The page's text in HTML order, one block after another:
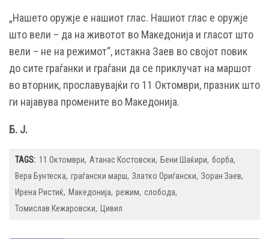
„Нашето оружје е нашиот глас. Нашиот глас е оружје
што вели – да на животот во Македонија и гласот што
вели – не на режимот“, истакна Заев во својот повик
до сите граѓанки и граѓани да се приклучат на маршот
во вторник, прославувајќи го 11 Октомври, празник што
ги најавува промените во Македонија.
Б. Ј.
TAGS: 11 Октомври Атанас Костовски Бени Шаќири борба
Вера Бунтеска граѓански марш Златко Ориѓански Зоран Заев
Ирена Ристиќ Македонија режим слобода
Томислав Кежаровски Цивил